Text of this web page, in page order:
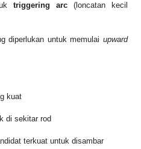
triggering arc(loncatan kecil
diperlukan untuk memulai upward
kuat
di sekitar rod
terkuat untuk disambar